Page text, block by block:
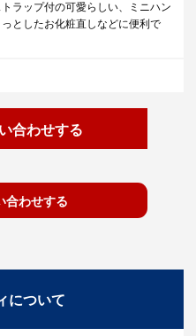
ラップ付の可愛らしい、ミニハン
としたお化粧直しなどに便利で
合わせする
合わせする
について